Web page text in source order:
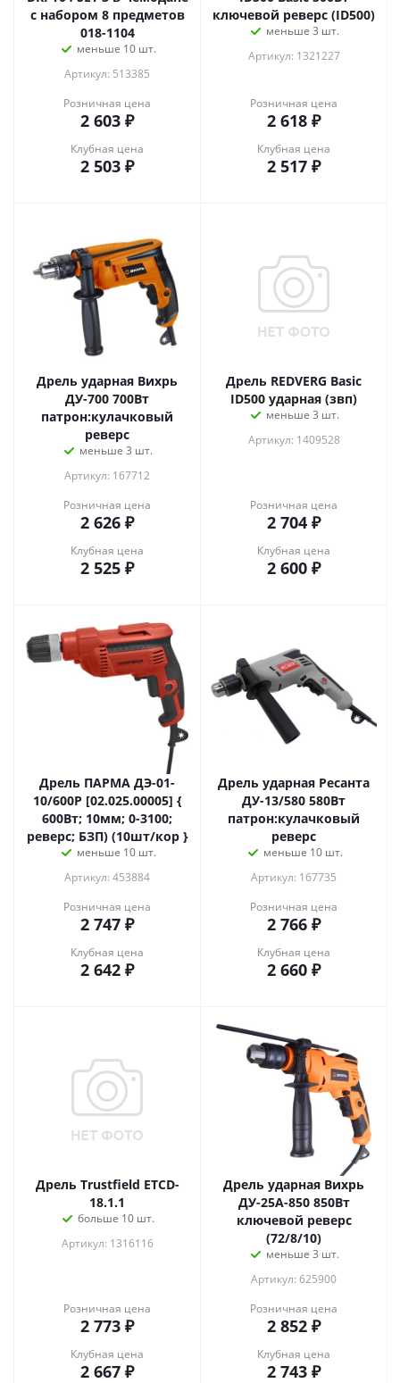
с набором 8 предметов
018-1104
меньше 10 шт.
Артикул: 513385
Розничная цена
2 603 ₽
Клубная цена
2 503 ₽
ключевой реверс (ID500)
меньше 3 шт.
Артикул: 1321227
Розничная цена
2 618 ₽
Клубная цена
2 517 ₽
Дрель ударная Вихрь
ДУ-700 700Вт
патрон:кулачковый
реверс
меньше 3 шт.
Артикул: 167712
Розничная цена
2 626 ₽
Клубная цена
2 525 ₽
Дрель REDVERG Basic
ID500 ударная (звп)
меньше 3 шт.
Артикул: 1409528
Розничная цена
2 704 ₽
Клубная цена
2 600 ₽
Дрель ПАРМА ДЭ-01-
10/600P [02.025.00005] {
600Вт; 10мм; 0-3100;
реверс; БЗП) (10шт/кор }
меньше 10 шт.
Артикул: 453884
Розничная цена
2 747 ₽
Клубная цена
2 642 ₽
Дрель ударная Ресанта
ДУ-13/580 580Вт
патрон:кулачковый
реверс
меньше 10 шт.
Артикул: 167735
Розничная цена
2 766 ₽
Клубная цена
2 660 ₽
Дрель Trustfield ETCD-
18.1.1
больше 10 шт.
Артикул: 1316116
Розничная цена
2 773 ₽
Клубная цена
2 667 ₽
Дрель ударная Вихрь
ДУ-25А-850 850Вт
ключевой реверс
(72/8/10)
меньше 3 шт.
Артикул: 625900
Розничная цена
2 852 ₽
Клубная цена
2 743 ₽